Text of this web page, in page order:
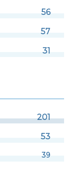
56
57
31
201
53
39